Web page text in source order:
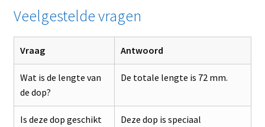
Veelgestelde vragen
Vraag Antwoord
Wat is de lengte van
de dop?
De totale lengte is 72 mm.
Is deze dop geschikt
Deze dop is speciaal